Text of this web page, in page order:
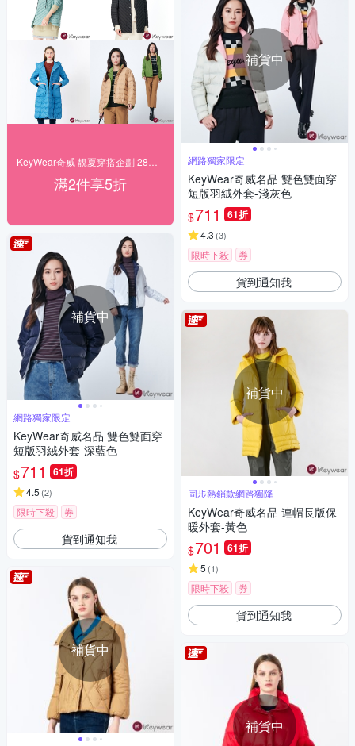
滿2件享5折
補貨中
網路獨家限定
KeyWear奇威名品 雙色雙面穿
短版羽絨外套-深藍色
$711 61折
4.5 (2)
限時下殺 券
貨到通知我
補貨中
補貨中
網路獨家限定
KeyWear奇威名品 雙色雙面穿
短版羽絨外套-淺灰色
$711 61折
4.3 (3)
限時下殺 券
貨到通知我
補貨中
同步熱銷款網路獨降
KeyWear奇威名品 連帽長版保
暖外套-黃色
$701 61折
5 (1)
限時下殺 券
貨到通知我
補貨中